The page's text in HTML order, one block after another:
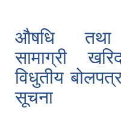
‌औषधि तथा
सामाग्री
विधुतीय
सूचना